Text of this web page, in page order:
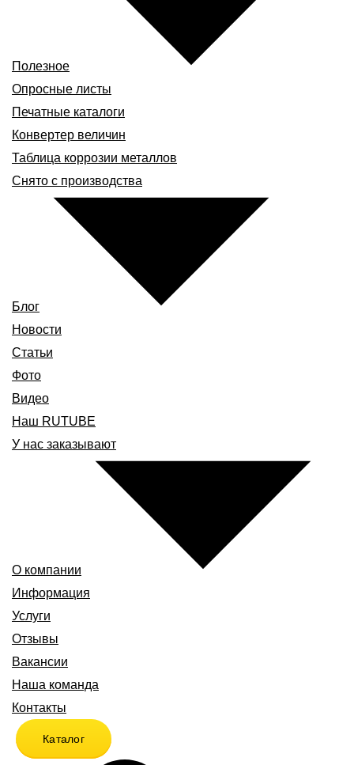
Полезное
Опросные листы
Печатные каталоги
Конвертер величин
Таблица коррозии металлов
Снято с производства
Блог
Новости
Статьи
Фото
Видео
Наш RUTUBE
У нас заказывают
О компании
Информация
Услуги
Отзывы
Вакансии
Наша команда
Контакты
Каталог